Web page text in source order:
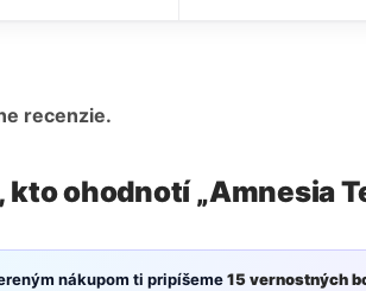
recenzie.
ohodnotí „Amnesia
nákupom ti pripíšeme15 vernostných